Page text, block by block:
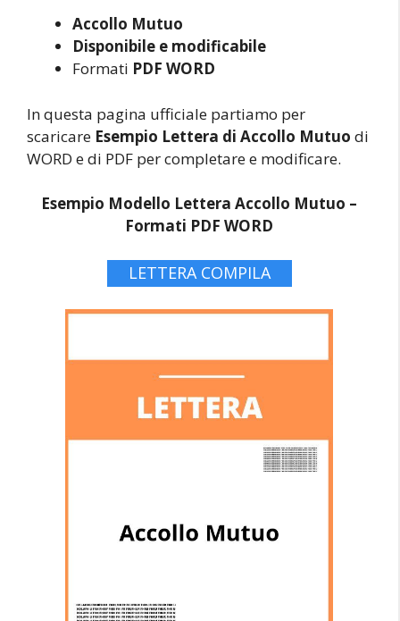
Accollo Mutuo
Disponibile e modificabile
Formati PDF WORD
In questa pagina ufficiale partiamo per
scaricare Esempio Lettera di Accollo Mutuo di
WORD e di PDF per completare e modificare.
Esempio Modello Lettera Accollo Mutuo –
Formati PDF WORD
LETTERA COMPILA